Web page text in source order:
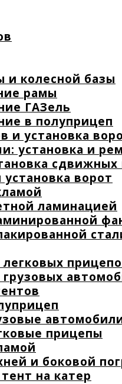
и колесной базы
рамы
ГАЗель
в полуприцеп
и установка
установка и
ворот
ламинацией
прицепы
и боковой
на катер